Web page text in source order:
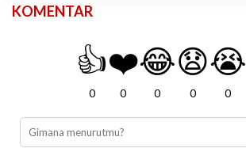
KOMENTAR
👍
0
❤️
0
😂
0
😧
0
😭
0